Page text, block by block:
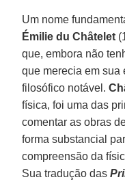
Um nome
Émilie du Châtelet
que, embora não
que merecia em sua
filosófico notável.
física, foi uma das
comentar as obras
forma substancial
compreensão da
Sua tradução das